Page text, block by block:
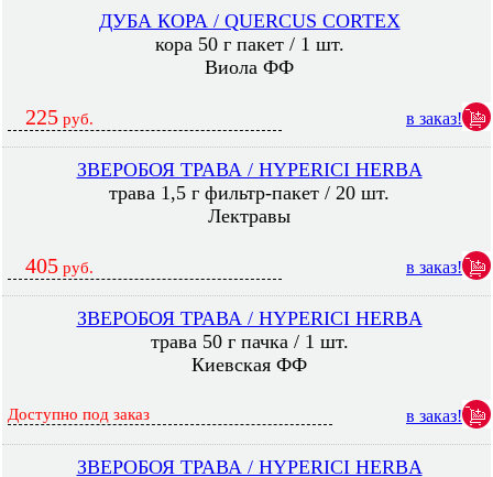
ДУБА КОРА / QUERCUS CORTEX
кора 50 г пакет / 1 шт.
Виола ФФ
225 руб. в заказ!
ЗВЕРОБОЯ ТРАВА / HYPERICI HERBA
трава 1,5 г фильтр-пакет / 20 шт.
Лектравы
405 руб. в заказ!
ЗВЕРОБОЯ ТРАВА / HYPERICI HERBA
трава 50 г пачка / 1 шт.
Киевская ФФ
Доступно под заказ в заказ!
ЗВЕРОБОЯ ТРАВА / HYPERICI HERBA